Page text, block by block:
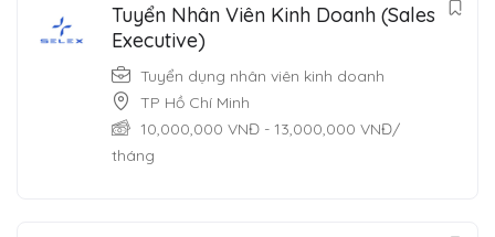
Tuyển Nhân Viên Kinh Doanh (Sales
Executive)
Tuyển dụng nhân viên kinh doanh
TP Hồ Chí Minh
10,000,000 VNĐ - 13,000,000 VNĐ/
tháng